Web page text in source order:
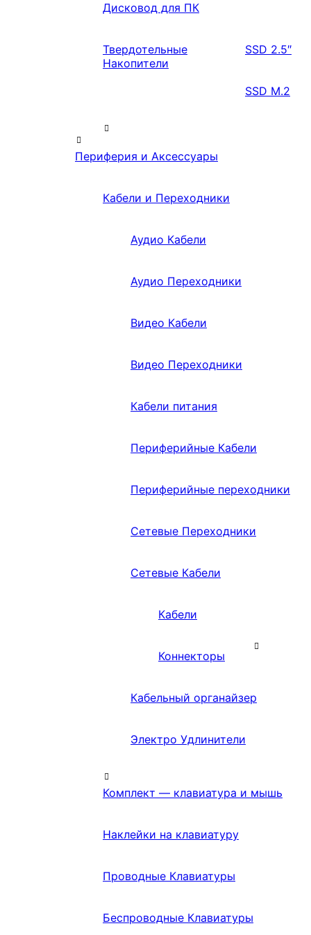
Дисковод для ПК
Твердотельные
Накопители
SSD 2.5″
SSD M.2
Периферия и Аксессуары
Кабели и Переходники
Аудио Кабели
Аудио Переходники
Видео Кабели
Видео Переходники
Кабели питания
Периферийные Кабели
Периферийные переходники
Сетевые Переходники
Сетевые Кабели
Кабели
Коннекторы
Кабельный органайзер
Электро Удлинители
Комплект — клавиатура и мышь
Наклейки на клавиатуру
Проводные Клавиатуры
Беспроводные Клавиатуры